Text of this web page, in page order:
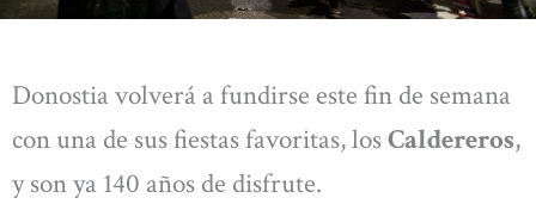
Donostia volverá a fundirse este fin de semana
con una de sus fiestas favoritas, losCaldereros,
y son ya 140 años de disfrute.